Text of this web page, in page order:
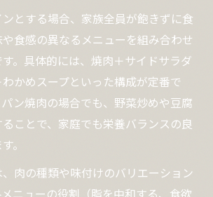
とする場合、家族全員が飽きずに食
食感の異なるメニューを組み合わせ
。具体的には、焼肉＋サイドサラダ
かめスープといった構成が定番で
ン焼肉の場合でも、野菜炒めや豆腐
ことで、家庭でも栄養バランスの良
。
肉の種類や味付けのバリエーション